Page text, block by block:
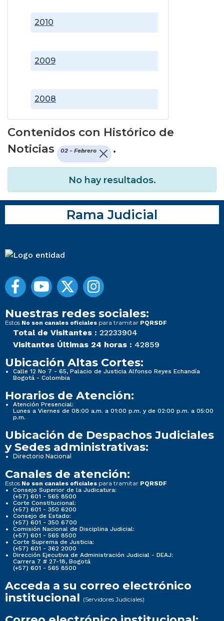
2008
2009
2010
Contenidos con Histórico de
Noticias
02 - Febrero .
No hay resultados.
Rama Judicial
Nuestras redes sociales:
Estos No son canales oficiales para tramitar PQRSDF
Total de Visitantes : 22233904
Visitantes Últimas 24 horas : 42859
Ubicación Altas Cortes:
Calle 12 No 7 - 65, Palacio de Justicia Alfonso Reyes Echandía
Bogotá - Colombia
Horarios de Atención:
Atención Presencial:
Lunes a Viernes de 08:00 a.m. a 01:00 p.m. y de 02:00 p.m. a 05:00
p.m.
Ubicación de Despachos Judiciales
y Sedes administrativas:
Directorio Nacional
Canales de atención:
Estos No son canales oficiales para tramitar PQRSDF
Consejo Superior de la Judicatura:
(+57) 601 - 565 8500
Corte Constitucional:
(+57) 601 - 350 6200
Consejo de Estado:
(+57) 601 - 350 6700
Comisión Nacional de Disciplina Judicial:
(+57) 601 - 565 8500
Corte Suprema de Justicia:
(+57) 601 - 362 2000
Dirección Ejecutiva de Administración Judicial - DEAJ:
Carrera 7 # 27-18, Bogotá
(+57) 601 - 565 8500
Acceda a su correo electrónico
institucional (Servidores Judiciales)